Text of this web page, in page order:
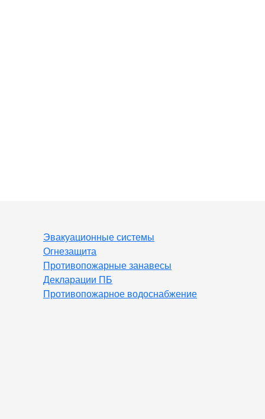
Эвакуационные системы
Огнезащита
Противопожарные занавесы
Декларации ПБ
Противопожарное водоснабжение